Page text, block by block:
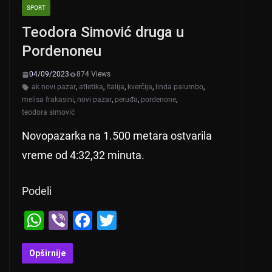
SPORT
Teodora Simović druga u
Pordenoneu
04/09/2023
874 Views
ak novi pazar, atletika, Italija, kverčija, linda palumbo,
melisa frakasini, novi pazar, peruđa, pordenone,
teodora simović
Novopazarka na 1.500 metara ostvarila
vreme od 4:32,32 minuta.
Podeli
W
h
at
Vi
b
er
F
Opširnije